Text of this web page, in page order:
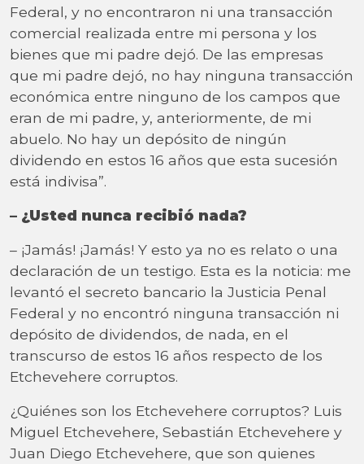
Federal, y no encontraron ni una transacción
comercial realizada entre mi persona y los
bienes que mi padre dejó. De las empresas
que mi padre dejó, no hay ninguna transacción
económica entre ninguno de los campos que
eran de mi padre, y, anteriormente, de mi
abuelo. No hay un depósito de ningún
dividendo en estos 16 años que esta sucesión
está indivisa”.
– ¿Usted nunca recibió nada?
– ¡Jamás! ¡Jamás! Y esto ya no es relato o una
declaración de un testigo. Esta es la noticia: me
levantó el secreto bancario la Justicia Penal
Federal y no encontró ninguna transacción ni
depósito de dividendos, de nada, en el
transcurso de estos 16 años respecto de los
Etchevehere corruptos.
¿Quiénes son los Etchevehere corruptos? Luis
Miguel Etchevehere, Sebastián Etchevehere y
Juan Diego Etchevehere, que son quienes